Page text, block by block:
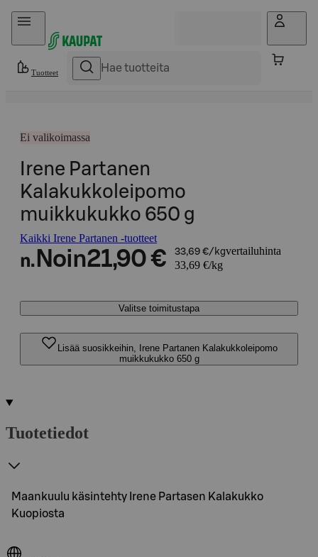
Hyppää sisältöön
Tuotteet
Ei valikoimassa
Irene Partanen
Kalakukkoleipomo
muikkukukko 650 g
Kaikki Irene Partanen -tuotteet
n. Noin21,90 € 33,69 €/kgvertailuhinta
33,69 €/kg
Valitse toimitustapa
Lisää suosikkeihin, Irene Partanen Kalakukkoleipomo
muikkukukko 650 g
Tuotetiedot
Maankuulu käsintehty Irene Partasen Kalakukko
Kuopiosta